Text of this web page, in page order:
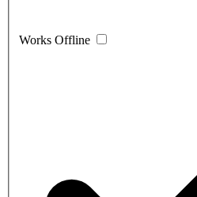
Works Offline